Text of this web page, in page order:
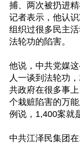
捕、两次被扔进
记者表示，他认
组织过很多民主
法轮功的陷害。
他说，中共党媒
人一谈到法轮功
共政府在很多事
个栽赃陷害的万
例说，1,400案就
中共江泽民集团